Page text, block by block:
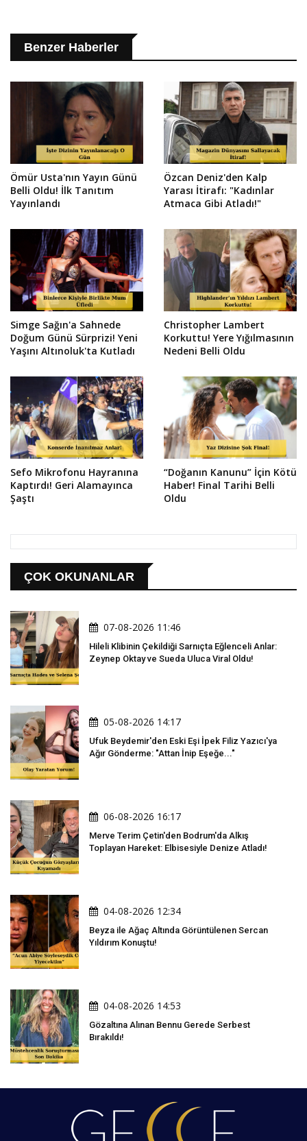
Benzer Haberler
Ömür Usta'nın Yayın Günü
Belli Oldu! İlk Tanıtım
Yayınlandı
Özcan Deniz'den Kalp
Yarası İtirafı: "Kadınlar
Atmaca Gibi Atladı!"
Simge Sağın'a Sahnede
Doğum Günü Sürprizi! Yeni
Yaşını Altınoluk'ta Kutladı
Christopher Lambert
Korkuttu! Yere Yığılmasının
Nedeni Belli Oldu
Sefo Mikrofonu Hayranına
Kaptırdı! Geri Alamayınca
Şaştı
“Doğanın Kanunu” İçin Kötü
Haber! Final Tarihi Belli
Oldu
ÇOK OKUNANLAR
07-08-2026 11:46
Hileli Klibinin Çekildiği Sarnıçta Eğlenceli Anlar:
Zeynep Oktay ve Sueda Uluca Viral Oldu!
05-08-2026 14:17
Ufuk Beydemir'den Eski Eşi İpek Filiz Yazıcı'ya
Ağır Gönderme: "Attan İnip Eşeğe..."
06-08-2026 16:17
Merve Terim Çetin'den Bodrum'da Alkış
Toplayan Hareket: Elbisesiyle Denize Atladı!
04-08-2026 12:34
Beyza ile Ağaç Altında Görüntülenen Sercan
Yıldırım Konuştu!
04-08-2026 14:53
Gözaltına Alınan Bennu Gerede Serbest
Bırakıldı!